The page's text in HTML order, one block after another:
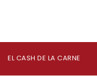
EL CASH DE LA CARNE